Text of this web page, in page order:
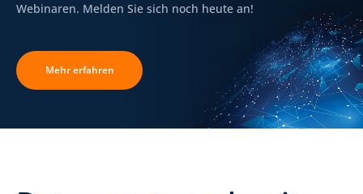
Webinaren. Melden Sie sich noch heute an!
Mehr erfahren